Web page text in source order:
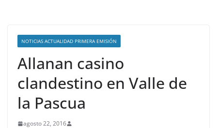
NOTICIAS ACTUALIDAD PRIMERA EMISIÓN
Allanan casino
clandestino en Valle de
la Pascua
agosto 22, 2016